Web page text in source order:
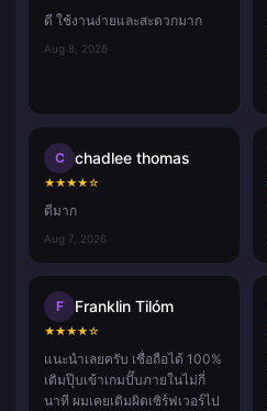
ดี ใช้งานง่ายและสะดวกมาก
Aug 8, 2026
C chadlee thomas
★★★★☆
ดีมาก
Aug 7, 2026
F Franklin Tilóm
★★★★☆
แนะนำเลยครับ เชื่อถือได้ 100%
เติมปุ๊บเข้าเกมปั๊บภายในไม่กี่
นาที ผมเคยเติมผิดเซิร์ฟเวอร์ไป